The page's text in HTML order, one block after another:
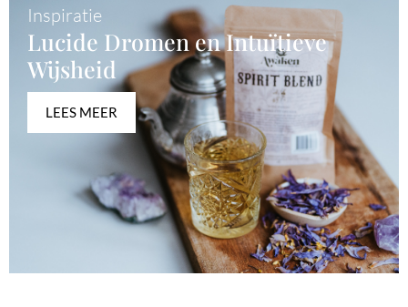
Inspiratie
Lucide Dromen en Intuïtieve
Wijsheid
LEES MEER